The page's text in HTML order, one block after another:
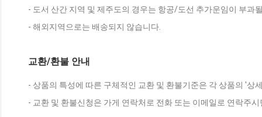
- 도서 산간 지역 및 제주도의 경우는 항공/도선 추가운임이 부과
- 해외지역으로는 배송되지 않습니다.
교환/환불 안내
- 상품의 특성에 따른 구체적인 교환 및 환불기준은 각 상품의 '상
- 교환 및 환불신청은 가게 연락처로 전화 또는 이메일로 연락주